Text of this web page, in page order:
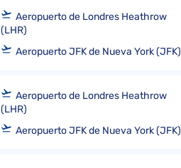
Aeropuerto de Londres Heathrow
(LHR)
Aeropuerto JFK de Nueva York (JFK)
Aeropuerto de Londres Heathrow
(LHR)
Aeropuerto JFK de Nueva York (JFK)